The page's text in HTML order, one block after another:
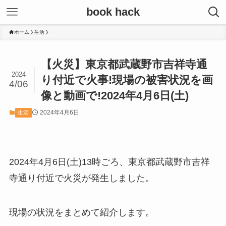
book hack
ホーム 生活
【火災】東京都武蔵野市吉祥寺通
り付近で火事!現場の被害状況を画
像と動画で!2024年4月6日(土)
2024
4/06
生活 2024年4月6日
2024年4月6日(土)13時ごろ、東京都武蔵野市吉祥
寺通り付近で火災が発生しました。
現場の状況をまとめて紹介します。